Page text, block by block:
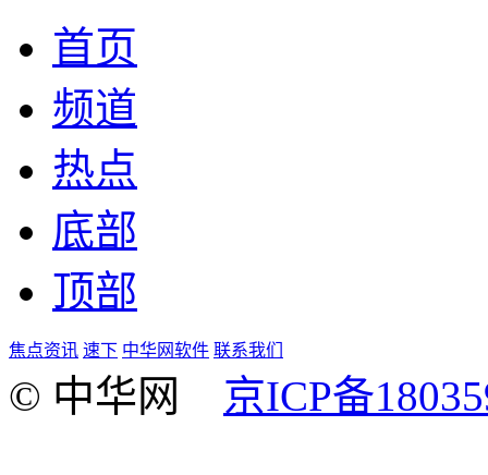
首页
频道
热点
底部
顶部
焦点资讯 速下 中华网软件 联系我们
© 中华网 京ICP备